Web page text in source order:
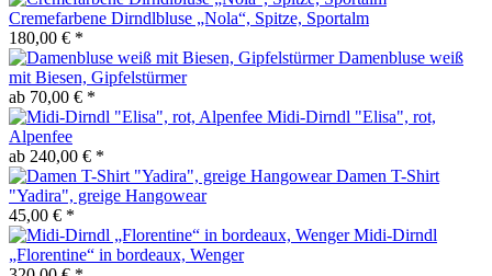
Cremefarbene Dirndlbluse „Nola“, Spitze, Sportalm
180,00 € *
Damenbluse weiß
mit Biesen, Gipfelstürmer
ab 70,00 € *
Midi-Dirndl "Elisa", rot,
Alpenfee
ab 240,00 € *
Damen T-Shirt
"Yadira", greige Hangowear
45,00 € *
Midi-Dirndl
„Florentine“ in bordeaux, Wenger